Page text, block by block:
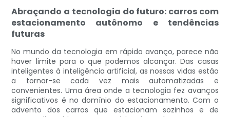
Abraçando a tecnologia do futuro: carros com
estacionamento autônomo e tendências
futuras
No mundo da tecnologia em rápido avanço, parece não
haver limite para o que podemos alcançar. Das casas
inteligentes à inteligência artificial, as nossas vidas estão
a tornar-se cada vez mais automatizadas e
convenientes. Uma área onde a tecnologia fez avanços
significativos é no domínio do estacionamento. Com o
advento dos carros que estacionam sozinhos e de